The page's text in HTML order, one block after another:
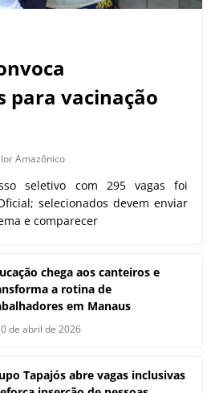
para vacinação
Amazônico
seletivo com 295 vagas foi
selecionados devem enviar
e comparecer
chega aos canteiros e
a rotina de
em Manaus
de abril de 2026
Tapajós abre vagas inclusivas